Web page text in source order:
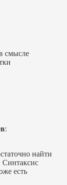
смысле
:
найти
Синтаксис
есть